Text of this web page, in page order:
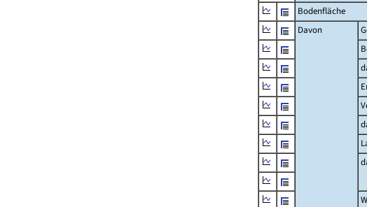
Bodenfläche
Davon